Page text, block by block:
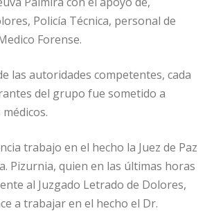
Policía Técnica, personal de
Forense.
las autoridades competentes, cada
del grupo fue sometido a
trabajo en el hecho la Juez de Paz
Pizurnia, quien en las últimas horas
al Juzgado Letrado de Dolores,
a trabajar en el hecho el Dr.